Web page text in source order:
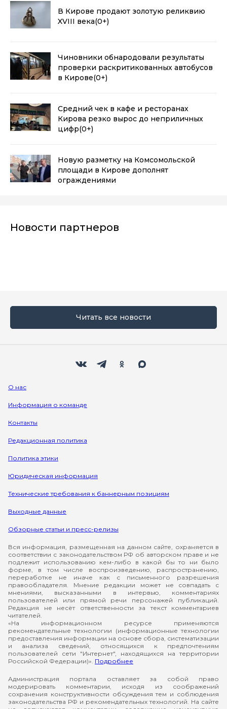
В Кирове продают золотую реликвию
XVIII века(0+)
Чиновники обнародовали результаты
проверки раскритикованных автобусов
в Кирове(0+)
Средний чек в кафе и ресторанах
Кирова резко вырос до неприличных
цифр(0+)
Новую разметку на Комсомольской
площади в Кирове дополнят
ограждениями
Новости партнеров
Читать все новости
О нас
Информация о команде
Контакты
Редакционная политика
Политика этики
Юридическая информация
Технические требования к баннерным позициям
Выходные данные
Обзорные статьи и пресс-релизы
Вся информация, размещенная на данном сайте, охраняется в
соответствии с законодательством РФ об авторском праве и не
подлежит использованию кем-либо в какой бы то ни было
форме, в том числе воспроизведению, распространению,
переработке не иначе как с письменного разрешения
правообладателя. Мнение редакции может не совпадать с
мнениями, высказанными в интервью, комментариях
пользователей или прямой речи персонажей публикаций.
Редакция не несёт ответственности за текст комментариев
читателей.
«На информационном ресурсе применяются
рекомендательные технологии (информационные технологии
предоставления информации на основе сбора, систематизации
и анализа сведений, относящихся к предпочтениям
пользователей сети "Интернет", находящихся на территории
Российской Федерации)». Подробнее
Администрация портала оставляет за собой право
модерировать комментарии, исходя из соображений
сохранения конструктивности обсуждения тем и соблюдения
законодательства РФ и рекомендательных технологий. На сайте